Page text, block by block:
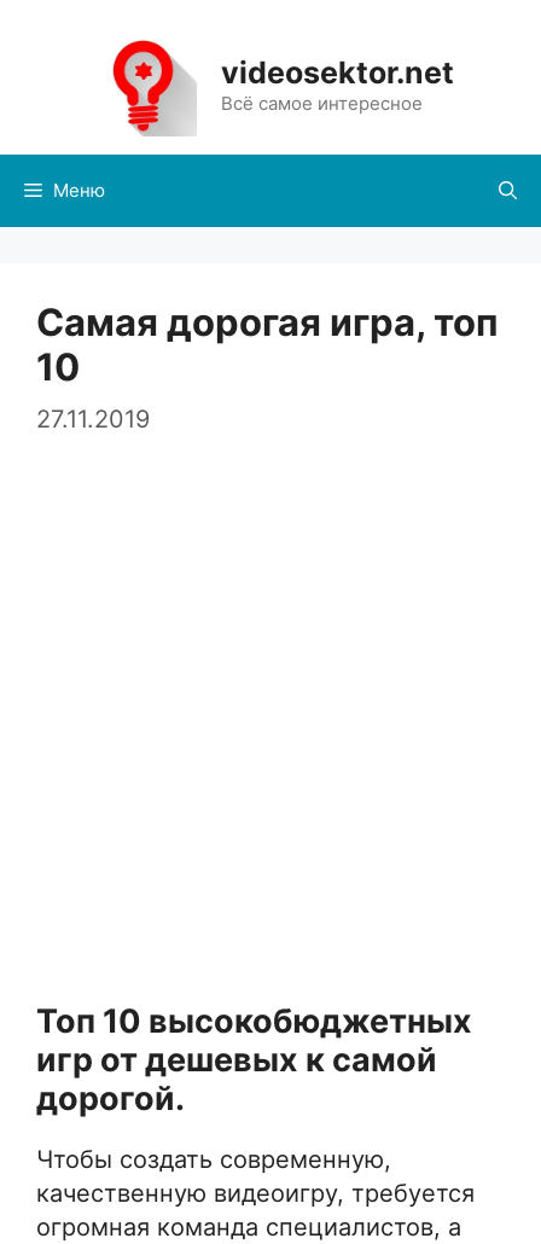
содержимому
videosektor.net
Всё самое интересное
Меню
Самая дорогая игра, топ
10
27.11.2019
Топ 10 высокобюджетных
игр от дешевых к самой
дорогой.
Чтобы создать современную,
качественную видеоигру, требуется
огромная команда специалистов, а